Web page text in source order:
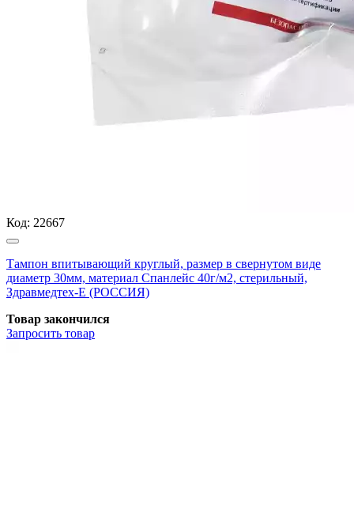
Код: 22667
Тампон впитывающий круглый, размер в свернутом виде
диаметр 30мм, материал Спанлейс 40г/м2, стерильный,
Здравмедтех-Е (РОССИЯ)
Товар закончился
Запросить товар